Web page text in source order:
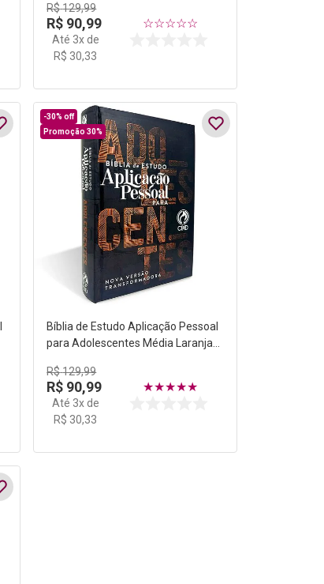
R$129,99
R$ 90,99
Até 3x de
R$ 30,33
☆☆☆☆☆
-30% off
Promoção 30%
Bíblia de Estudo Aplicação Pessoal
para Adolescentes Média Laranja
R$129,99
R$ 90,99
Até 3x de
R$ 30,33
★★★★★